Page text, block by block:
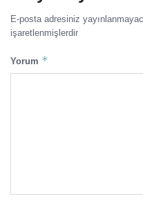
E-posta adresiniz
işaretlenmişlerdir
Yorum *